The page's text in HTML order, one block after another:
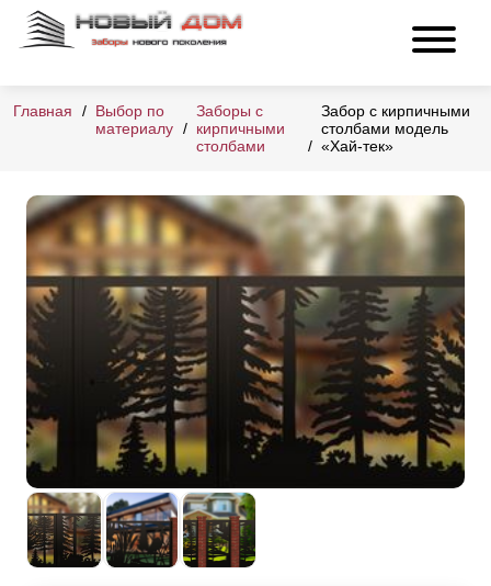
Главная
Выбор по
материалу
Заборы с
кирпичными
столбами
Забор с кирпичными
столбами модель
«Хай-тек»